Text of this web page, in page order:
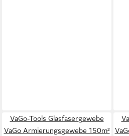
VaGo-Tools Glasfasergewebe
VaGo Armierungsgewebe 150m²